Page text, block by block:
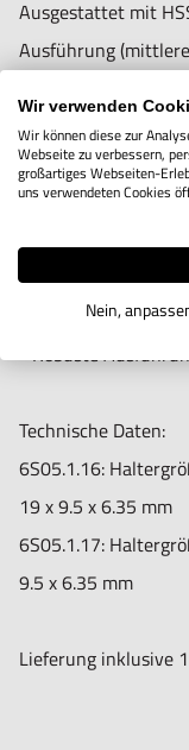
Nur für den
Unsachgemäße
Importeur/
Hogetex/Kometex
Varsseveld/
Ausgestattet mit
Ausführung
Perfekt geeignet für
Eigenschaften:
-
- Für Links- und
- HSS-Rändelräder
- Robuste
Technische Daten:
6S05.1.16:
19 x 9.5 x 6.35 mm
6S05.1.17:
9.5 x 6.35 mm
Lieferung inklusive
Wir verwenden
Wir können diese zur
Webseite zu verbessern,
großartiges Webseiten-
uns verwendeten Cookies
Nein,